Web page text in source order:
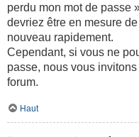
perdu mon mot de passe
devriez être en mesure
nouveau rapidement.
Cependant, si vous ne
passe, nous vous
forum.
Haut